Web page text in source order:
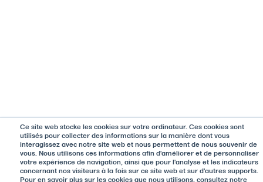
Ce site web stocke les cookies sur votre ordinateur. Ces cookies sont
utilisés pour collecter des informations sur la manière dont vous
interagissez avec notre site web et nous permettent de nous souvenir de
vous. Nous utilisons ces informations afin d'améliorer et de personnaliser
votre expérience de navigation, ainsi que pour l'analyse et les indicateurs
concernant nos visiteurs à la fois sur ce site web et sur d'autres supports.
Pour en savoir plus sur les cookies que nous utilisons, consultez notre